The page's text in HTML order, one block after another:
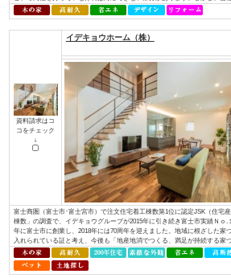
私たちが家づくりを通して、最もお客様のお
モミの木の床材は、季節を問わず家全体の湿
りを感じられます。空気をきれいにするだけ
株式会社 伊庭工務店